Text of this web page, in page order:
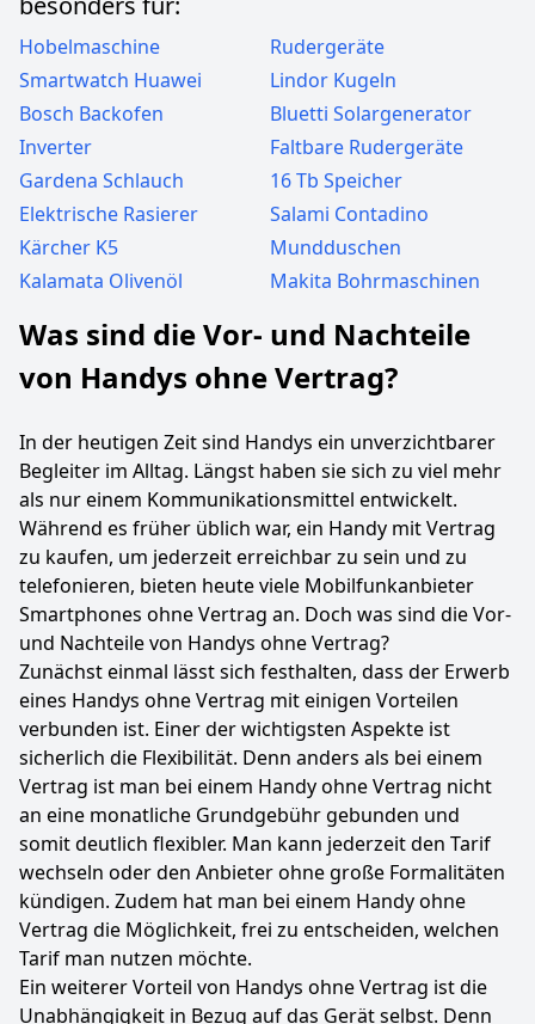
Hobelmaschine
Rudergeräte
Smartwatch Huawei
Lindor Kugeln
Bosch Backofen
Bluetti Solargenerator
Inverter
Faltbare Rudergeräte
Gardena Schlauch
16 Tb Speicher
Elektrische Rasierer
Salami Contadino
Kärcher K5
Mundduschen
Kalamata Olivenöl
Makita Bohrmaschinen
Was sind die Vor- und Nachteile
von Handys ohne Vertrag?
In der heutigen Zeit sind Handys ein unverzichtbarer
Begleiter im Alltag. Längst haben sie sich zu viel mehr
als nur einem Kommunikationsmittel entwickelt.
Während es früher üblich war, ein Handy mit Vertrag
zu kaufen, um jederzeit erreichbar zu sein und zu
telefonieren, bieten heute viele Mobilfunkanbieter
Smartphones ohne Vertrag an. Doch was sind die Vor-
und Nachteile von Handys ohne Vertrag?
Zunächst einmal lässt sich festhalten, dass der Erwerb
eines Handys ohne Vertrag mit einigen Vorteilen
verbunden ist. Einer der wichtigsten Aspekte ist
sicherlich die Flexibilität. Denn anders als bei einem
Vertrag ist man bei einem Handy ohne Vertrag nicht
an eine monatliche Grundgebühr gebunden und
somit deutlich flexibler. Man kann jederzeit den Tarif
wechseln oder den Anbieter ohne große Formalitäten
kündigen. Zudem hat man bei einem Handy ohne
Vertrag die Möglichkeit, frei zu entscheiden, welchen
Tarif man nutzen möchte.
Ein weiterer Vorteil von Handys ohne Vertrag ist die
Unabhängigkeit in Bezug auf das Gerät selbst. Denn